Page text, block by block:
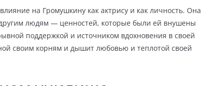
на Громушкину как актрису и как личность. Она
людям — ценностей, которые были ей внушены
поддержкой и источником вдохновения в своей
своим корням и дышит любовью и теплотой своей